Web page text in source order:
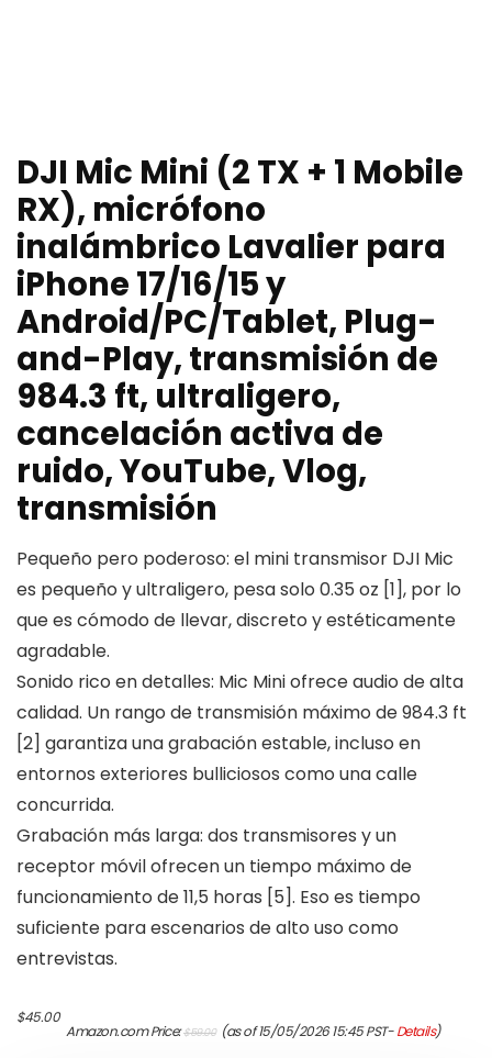
DJI Mic Mini (2 TX + 1 Mobile
RX), micrófono
inalámbrico Lavalier para
iPhone 17/16/15 y
Android/PC/Tablet, Plug-
and-Play, transmisión de
984.3 ft, ultraligero,
cancelación activa de
ruido, YouTube, Vlog,
transmisión
Pequeño pero poderoso: el mini transmisor DJI Mic
es pequeño y ultraligero, pesa solo 0.35 oz [1], por lo
que es cómodo de llevar, discreto y estéticamente
agradable.
Sonido rico en detalles: Mic Mini ofrece audio de alta
calidad. Un rango de transmisión máximo de 984.3 ft
[2] garantiza una grabación estable, incluso en
entornos exteriores bulliciosos como una calle
concurrida.
Grabación más larga: dos transmisores y un
receptor móvil ofrecen un tiempo máximo de
funcionamiento de 11,5 horas [5]. Eso es tiempo
suficiente para escenarios de alto uso como
entrevistas.
Amazon.com Price:$59.00 price
$45.00
price
(as of 15/05/2026 15:45 PST-Details)